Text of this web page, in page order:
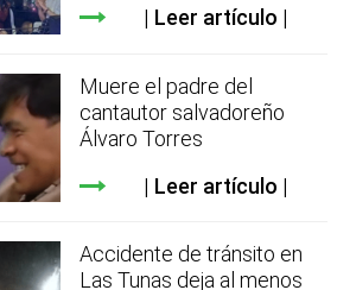
Leer artículo
Muere el padre del
cantautor salvadoreño
Álvaro Torres
Leer artículo
Accidente de tránsito en
Las Tunas deja al menos